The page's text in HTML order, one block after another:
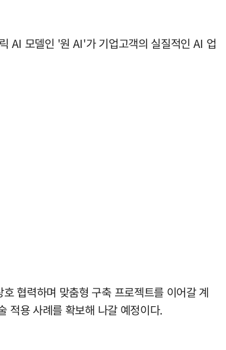
AI 모델인 '원 AI'가 기업고객의 실질적인 AI 업
협력하며 맞춤형 구축 프로젝트를 이어갈 계
적용 사례를 확보해 나갈 예정이다.